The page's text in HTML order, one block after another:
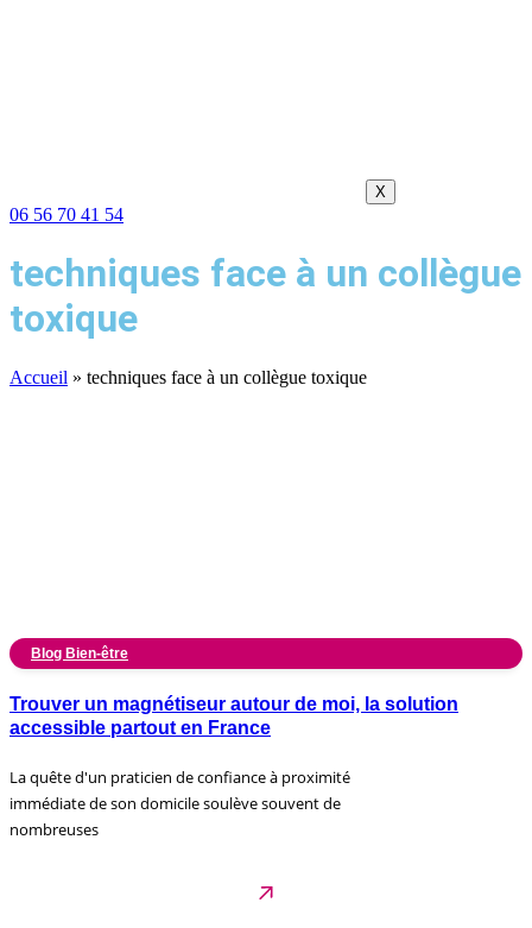
X
06 56 70 41 54
techniques face à un collègue
toxique
Accueil » techniques face à un collègue toxique
Blog Bien-être
Trouver un magnétiseur autour de moi, la solution
accessible partout en France
La quête d'un praticien de confiance à proximité
immédiate de son domicile soulève souvent de
nombreuses